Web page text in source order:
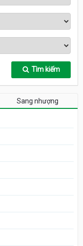
Tìm kiếm
Sang nhượng